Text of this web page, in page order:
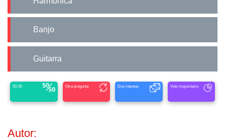
Banjo
Guitarra
50-50 Otra pregunta Dos intentos Voto mayoritario
Autor: